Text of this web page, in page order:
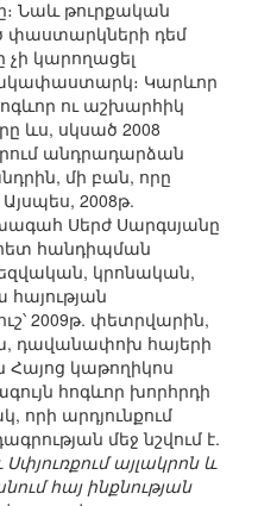
Նաև թուրքական
փաստարկների դեմ
չի կարողացել
Կարևոր
ու աշխարհիկ
ևս, սկսած 2008
անդրադարձան
մի բան, որը
2008թ.
Սերժ Սարգսյանը
հանդիպման
կրոնական,
2009թ. փետրվարին,
դավանափոխ հայերի
Հայոց կաթողիկոս
հոգևոր խորհրդի
արդյունքում
մեջ նշվում է.
այլակրոն և
հայ ինքնության